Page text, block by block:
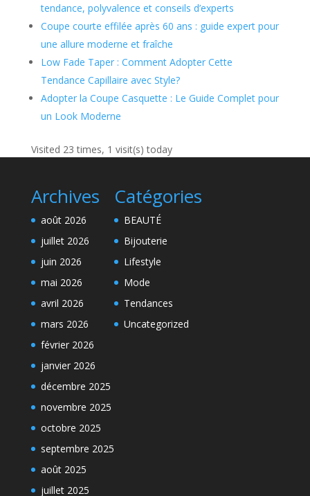
tendance, polyvalence et conseils d’experts
Coupe courte effilée après 60 ans : guide expert pour
une allure moderne et fraîche
Low Fade Taper : Comment Adopter Cette
Tendance Capillaire avec Style?
Adopter la Coupe Casquette : Le Guide Complet pour
un Look Moderne
Visited 23 times, 1 visit(s) today
Archives
août 2026
juillet 2026
juin 2026
mai 2026
avril 2026
mars 2026
février 2026
janvier 2026
décembre 2025
novembre 2025
octobre 2025
septembre 2025
août 2025
juillet 2025
Catégories
BEAUTÉ
Bijouterie
Lifestyle
Mode
Tendances
Uncategorized